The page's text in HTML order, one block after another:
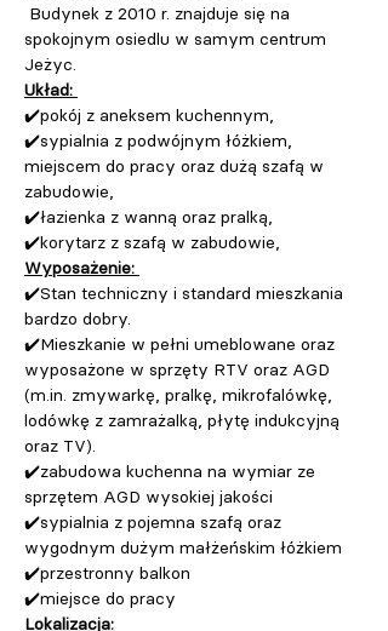
spokojnym osiedlu w samym centrum
Jeżyc.
Układ:
✔️pokój z aneksem kuchennym,
✔️sypialnia z podwójnym łóżkiem,
miejscem do pracy oraz dużą szafą w
zabudowie,
✔️łazienka z wanną oraz pralką,
✔️korytarz z szafą w zabudowie,
Wyposażenie:
✔️Stan techniczny i standard mieszkania
bardzo dobry.
✔️Mieszkanie w pełni umeblowane oraz
wyposażone w sprzęty RTV oraz AGD
(m.in. zmywarkę, pralkę, mikrofalówkę,
lodówkę z zamrażalką, płytę indukcyjną
oraz TV).
✔️zabudowa kuchenna na wymiar ze
sprzętem AGD wysokiej jakości
✔️sypialnia z pojemna szafą oraz
wygodnym dużym małżeńskim łóżkiem
✔️przestronny balkon
✔️miejsce do pracy
Lokalizacja: